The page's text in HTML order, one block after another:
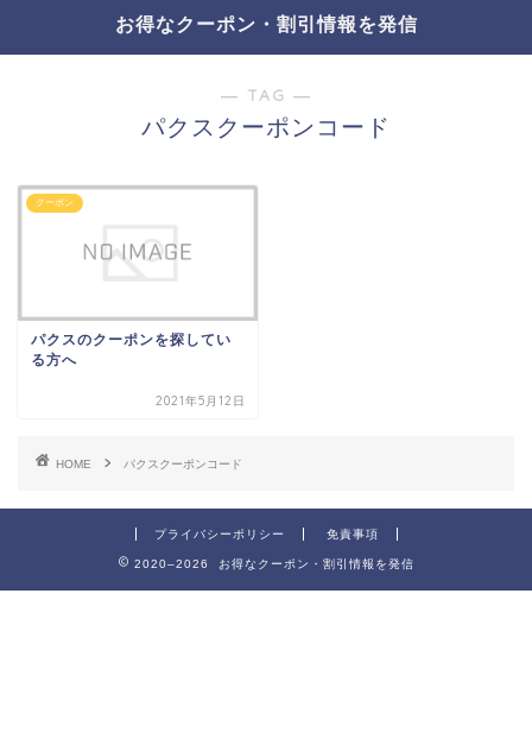
お得なクーポン・割引情報を発信
― TAG ―
パクスクーポンコード
クーポン
パクスのクーポンを探してい
る方へ
2021年5月12日
HOME パクスクーポンコード
プライバシーポリシー 免責事項
2020–2026 お得なクーポン・割引情報を発信